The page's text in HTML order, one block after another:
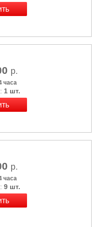
р.
часа
1 шт.
р.
часа
9 шт.